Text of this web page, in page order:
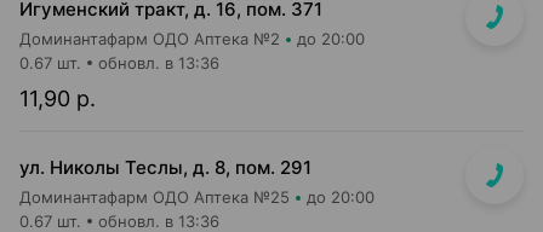
Игуменский тракт, д. 16, пом. 371
Доминантафарм ОДО Аптека №2 до 20:00
11,90 р.
0.67 шт. обновл. в 13:36
ул. Николы Теслы, д. 8, пом. 291
Доминантафарм ОДО Аптека №25 до 20:00
0.67 шт. обновл. в 13:36